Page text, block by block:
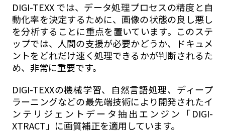
DIGI-TEXX では、データ処理プロセスの精度と自
動化率を決定するために、画像の状態の良し悪し
を分析することに重点を置いています。このステ
ップでは、人間の支援が必要かどうか、ドキュメ
ントをどれだけ速く処理できるかが判断されるた
め、非常に重要です。
DIGI-TEXXの機械学習、自然言語処理、ディープ
ラーニングなどの最先端技術により開発されたイ
ンテリジェントデータ抽出エンジン「DIGI-
XTRACT」に画質補正を適用しています。